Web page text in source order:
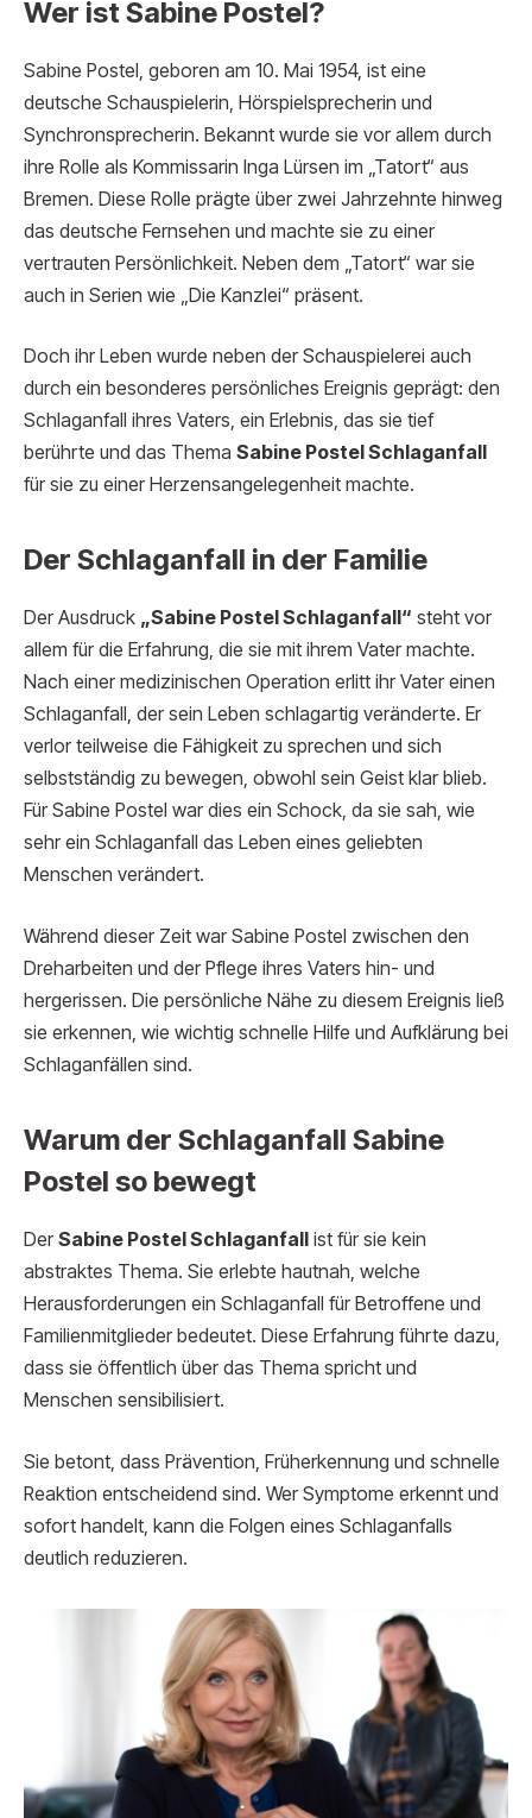
Wer ist Sabine Postel?
Sabine Postel, geboren am 10. Mai 1954, ist eine
deutsche Schauspielerin, Hörspielsprecherin und
Synchronsprecherin. Bekannt wurde sie vor allem durch
ihre Rolle als Kommissarin Inga Lürsen im „Tatort“ aus
Bremen. Diese Rolle prägte über zwei Jahrzehnte hinweg
das deutsche Fernsehen und machte sie zu einer
vertrauten Persönlichkeit. Neben dem „Tatort“ war sie
auch in Serien wie „Die Kanzlei“ präsent.
Doch ihr Leben wurde neben der Schauspielerei auch
durch ein besonderes persönliches Ereignis geprägt: den
Schlaganfall ihres Vaters, ein Erlebnis, das sie tief
berührte und das Thema Sabine Postel Schlaganfall
für sie zu einer Herzensangelegenheit machte.
Der Schlaganfall in der Familie
Der Ausdruck „Sabine Postel Schlaganfall“ steht vor
allem für die Erfahrung, die sie mit ihrem Vater machte.
Nach einer medizinischen Operation erlitt ihr Vater einen
Schlaganfall, der sein Leben schlagartig veränderte. Er
verlor teilweise die Fähigkeit zu sprechen und sich
selbstständig zu bewegen, obwohl sein Geist klar blieb.
Für Sabine Postel war dies ein Schock, da sie sah, wie
sehr ein Schlaganfall das Leben eines geliebten
Menschen verändert.
Während dieser Zeit war Sabine Postel zwischen den
Dreharbeiten und der Pflege ihres Vaters hin- und
hergerissen. Die persönliche Nähe zu diesem Ereignis ließ
sie erkennen, wie wichtig schnelle Hilfe und Aufklärung bei
Schlaganfällen sind.
Warum der Schlaganfall Sabine
Postel so bewegt
Der Sabine Postel Schlaganfall ist für sie kein
abstraktes Thema. Sie erlebte hautnah, welche
Herausforderungen ein Schlaganfall für Betroffene und
Familienmitglieder bedeutet. Diese Erfahrung führte dazu,
dass sie öffentlich über das Thema spricht und
Menschen sensibilisiert.
Sie betont, dass Prävention, Früherkennung und schnelle
Reaktion entscheidend sind. Wer Symptome erkennt und
sofort handelt, kann die Folgen eines Schlaganfalls
deutlich reduzieren.